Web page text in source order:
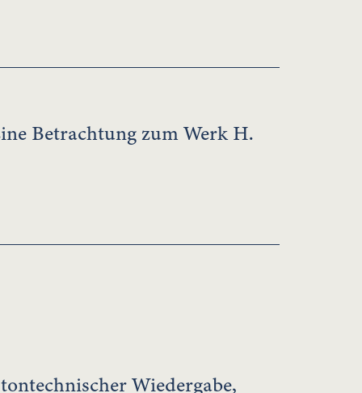
Betrachtung zum Werk H.
Wiedergabe,